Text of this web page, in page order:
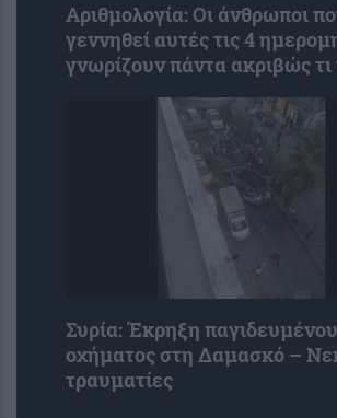
Αριθμολογία: Οι άνθρωποι
γεννηθεί αυτές τις 4
γνωρίζουν πάντα ακριβώς
Συρία: Έκρηξη παγιδευμένου
οχήματος στη Δαμασκό –
τραυματίες